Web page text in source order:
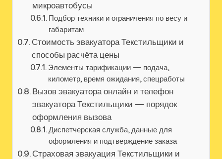
микроавтобусы
Подбор техники и ограничения по весу и
габаритам
Стоимость эвакуатора Текстильщики и
способы расчёта цены
Элементы тарификации — подача,
километр, время ожидания, спецработы
Вызов эвакуатора онлайн и телефон
эвакуатора Текстильщики — порядок
оформления вызова
Диспетчерская служба, данные для
оформления и подтверждение заказа
Страховая эвакуация Текстильщики и